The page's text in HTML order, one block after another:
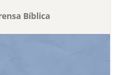
Bíblica